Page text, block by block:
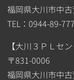
福岡県大川市中
TEL：0944-89-
【大川３ＰＬセン
〒831-0006
福岡県大川市中